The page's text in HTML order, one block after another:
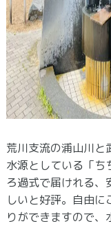
荒川支流の浦山川と
水源としている「ち
ろ過式で届けれる、
しいと好評。自由に
りができますので、